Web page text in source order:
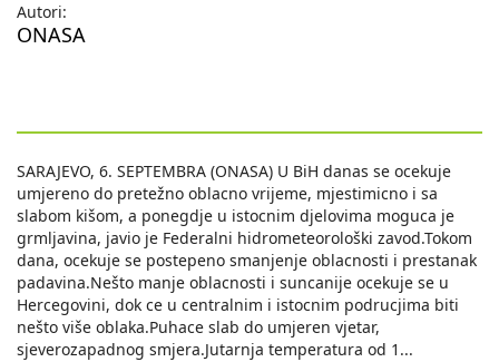
Autori:
ONASA
SARAJEVO, 6. SEPTEMBRA (ONASA) U BiH danas se ocekuje
umjereno do pretežno oblacno vrijeme, mjestimicno i sa
slabom kišom, a ponegdje u istocnim djelovima moguca je
grmljavina, javio je Federalni hidrometeorološki zavod.Tokom
dana, ocekuje se postepeno smanjenje oblacnosti i prestanak
padavina.Nešto manje oblacnosti i suncanije ocekuje se u
Hercegovini, dok ce u centralnim i istocnim podrucjima biti
nešto više oblaka.Puhace slab do umjeren vjetar,
sjeverozapadnog smjera.Jutarnja temperatura od 1 ...